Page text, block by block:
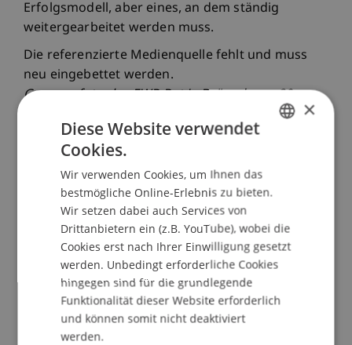
Erfolgsmodell, aber eines, an dem ständig
weitergearbeitet werden muss.
Die referenzierte Medienquelle fehlt und muss
neu eingebettet werden.
Gruppenfoto des EWR-Rat in Brüssel vom 20.
Regierungschefin-Stellvertreterin Liechtenstein,
Espen Barth Eide, Aussenminister Norwegen,
Þorgerður Katrín Gunnarsdóttir,
Aussenministerin Island, Marie Bjerre,
Europaministerin Dänemark, Valdis Dombrovskis,
EU-Kommissar für Wirtschaft und Produktivität,
Umsetzung und Vereinfachung. (Quelle:
European Union/Francois Lenoir)
Geostrategische Trends
In den vergangenen Jahren hat sich die
×
Diese Website verwendet
Cookies.
Wir verwenden Cookies, um Ihnen das
bestmögliche Online-Erlebnis zu bieten.
Wir setzen dabei auch Services von
Drittanbietern ein (z.B. YouTube), wobei die
Cookies erst nach Ihrer Einwilligung gesetzt
werden. Unbedingt erforderliche Cookies
hingegen sind für die grundlegende
Funktionalität dieser Website erforderlich
und können somit nicht deaktiviert
werden.